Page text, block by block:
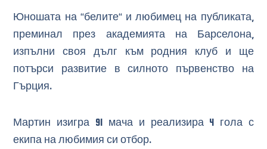
Юношата на “белите“ и любимец на публиката,
преминал през академията на Барселона,
изпълни своя дълг към родния клуб и ще
потърси развитие в силното първенство на
Гърция.
Мартин изигра 91 мача и реализира 4 гола с
екипа на любимия си отбор.